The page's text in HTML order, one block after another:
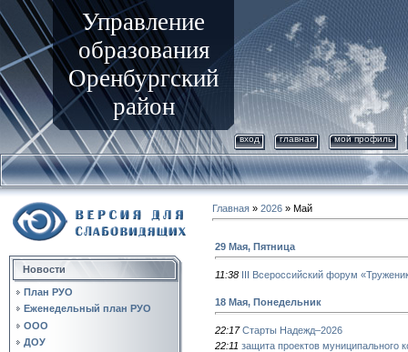
Управление
образования
Оренбургский
район
вход главная мой профиль
Новости
План РУО
Еженедельный план РУО
ООО
ДОУ
Главная » 2026 » Май
29 Мая, Пятница
11:38 III Всероссийский форум
18 Мая, Понедельник
22:17 Старты Надежд–2026
22:11 защита проектов муниципального